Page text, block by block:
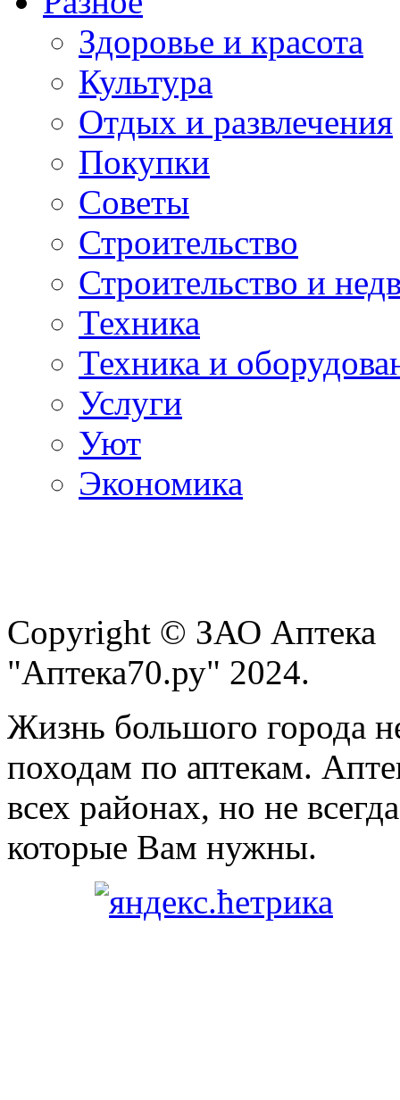
Здоровье и красота
Культура
Отдых и развлечения
Покупки
Советы
Строительство
Строительство и
Техника
Техника и
Услуги
Уют
Экономика
Copyright © ЗАО Аптека
"Аптека70.ру" 2024.
Жизнь большого города
походам по аптекам.
всех районах, но не
которые Вам нужны.